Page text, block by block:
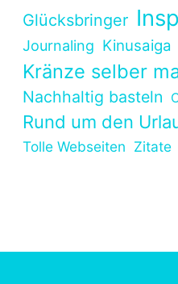
Glücksbringer
Journaling Kinusaiga
Kränze selber
Nachhaltig basteln
Rund um den
Tolle Webseiten Zitate